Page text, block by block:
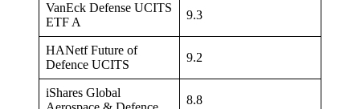
VanEck Defense UCITS
ETF A
9.3
HANetf Future of
Defence UCITS
9.2
iShares Global
8.8